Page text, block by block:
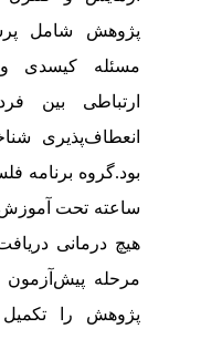
پژوهش شامل
ساعته تحت آموزش
هیچ درمانی
مرحله پیش‌آزمون
پژوهش را تکمیل